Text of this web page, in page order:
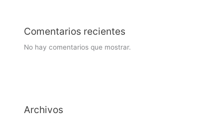
Comentarios recientes
No hay comentarios que mostrar.
Archivos